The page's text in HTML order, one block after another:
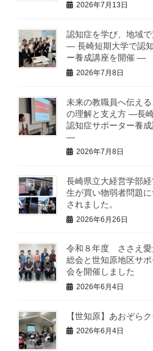
2026年7月13日
認知症を学び、地域
― 長崎短期大学で認
ー養成講座を開催 ―
2026年7月8日
未来の教職員へ伝え
の理解と支え方 ―長
認知症サポーター養
―
2026年7月8日
長崎県立大経営学部
生が買い物弱者問題
されました。
2026年6月26日
令和８年度 ささえ愛
総会と世知原地区サポ
会を開催しました
2026年6月4日
【世知原】あおぞら
2026年6月4日